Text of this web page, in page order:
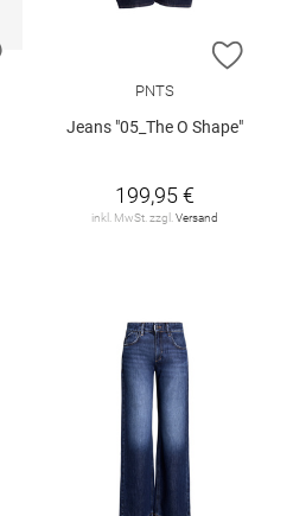
ZUR WUNSCHLISTE HINZUFÜGEN
ZUR
PNTS
Jeans "05_The O Shape"
199,95 €
inkl. MwSt. zzgl. Versand